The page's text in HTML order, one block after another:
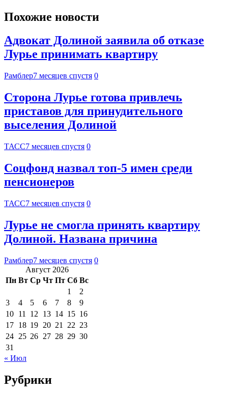
Похожие новости
Адвокат Долиной заявила об отказе
Лурье принимать квартиру
Рамблер7 месяцев спустя 0
Сторона Лурье готова привлечь
приставов для принудительного
выселения Долиной
ТАСС7 месяцев спустя 0
Соцфонд назвал топ-5 имен среди
пенсионеров
ТАСС7 месяцев спустя 0
Лурье не смогла принять квартиру
Долиной. Названа причина
Рамблер7 месяцев спустя 0
Август 2026
Пн Вт Ср Чт Пт Сб Вс
1
2
3
4 5 6 7 8
9
10 11 12 13 14 15 16
17 18 19 20 21 22 23
24 25 26 27 28 29 30
31
« Июл
Рубрики